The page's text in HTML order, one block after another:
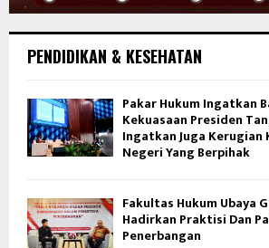
PENDIDIKAN & KESEHATAN
Pakar Hukum Ingatkan
Kekuasaan Presiden
Ingatkan Juga Kerugian
Negeri Yang Berpihak
Fakultas Hukum Ubaya
Hadirkan Praktisi Dan
Penerbangan